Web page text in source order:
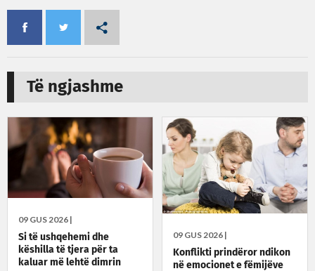
Të ngjashme
09 GUS 2026 |
Si të ushqehemi dhe
këshilla të tjera për ta
kaluar më lehtë dimrin
09 GUS 2026 |
Konflikti prindëror ndikon
në emocionet e fëmijëve